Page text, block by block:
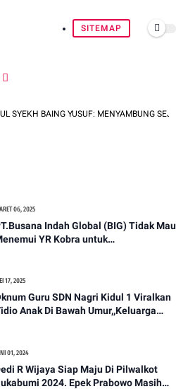
SITEMAP
YUSUF: MENYAMBUNG SEJARAH,
06, 2025
Indah Global (BIG) Tidak Mau
YR Kobra untuk
17, 2025
Guru SDN Nagri Kidul 1 Viralkan
Anak Di Bawah Umur,,Keluarga
01, 2024
R Wijaya Siap Maju Di Pilwalkot
2024. Epek Prabowo Masih